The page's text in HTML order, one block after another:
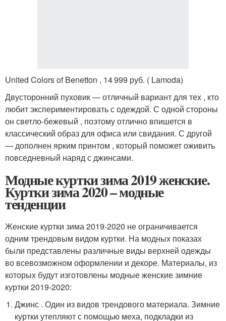
United Colors of Benetton , 14 999 руб. ( Lamoda)
Двусторонний пуховик — отличный вариант для тех , кто
любит экспериментировать с одеждой. С одной стороны
он светло-бежевый , поэтому отлично впишется в
классический образ для офиса или свидания. С другой
— дополнен ярким принтом , который поможет оживить
повседневный наряд с джинсами.
Модные куртки зима 2019 женские.
Куртки зима 2020 – модные
тенденции
Женские куртки зима 2019-2020 не ограничивается
одним трендовым видом куртки. На модных показах
были представлены различные виды верхней одежды
во всевозможном оформлении и декоре. Материалы, из
которых будут изготовлены модные женские зимние
куртки 2019-2020:
Джинс . Один из видов трендового материала. Зимние
куртки утепляют с помощью меха, подкладки из